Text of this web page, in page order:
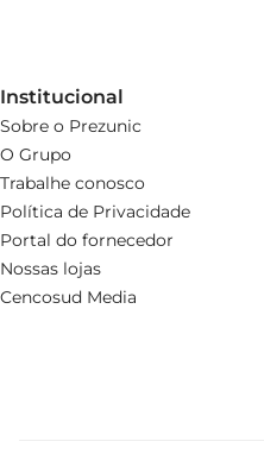
Institucional
Sobre o Prezunic
O Grupo
Trabalhe conosco
Política de Privacidade
Portal do fornecedor
Nossas lojas
Cencosud Media